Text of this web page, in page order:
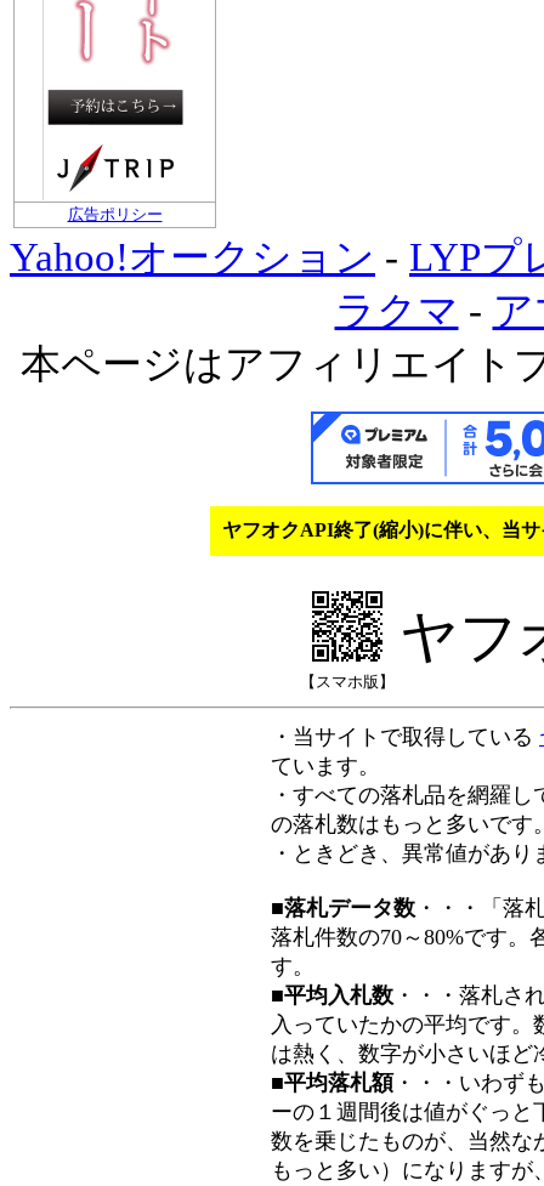
広告ポリシー
Yahoo!オークション - LYPプ
ラクマ -
本ページはアフィリエイト
ヤフオクAPI終了(縮小)に伴い、当
【スマホ版】
ヤフ
・当サイトで取得している
ています。
・すべての落札品を網羅
の落札数はもっと多いです
・ときどき、異常値があ
■落札データ数 ・・・「落
落札件数の70～80%です。
す。
■平均入札数 ・・・落札さ
入っていたかの平均です
は熱く、数字が小さいほど
■平均落札額 ・・・いわず
ーの１週間後は値がぐっと
数を乗じたものが、当然な
もっと多い）になります